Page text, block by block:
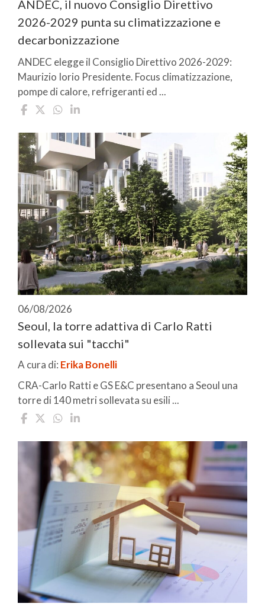
ANDEC, il nuovo Consiglio Direttivo
2026-2029 punta su climatizzazione e
decarbonizzazione
ANDEC elegge il Consiglio Direttivo 2026-2029:
Maurizio Iorio Presidente. Focus climatizzazione,
pompe di calore, refrigeranti ed ...
06/08/2026
Seoul, la torre adattiva di Carlo Ratti
sollevata sui "tacchi"
A cura di: Erika Bonelli
CRA-Carlo Ratti e GS E&C presentano a Seoul una
torre di 140 metri sollevata su esili ...